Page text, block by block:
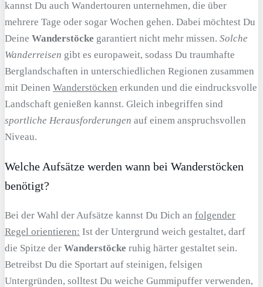
kannst Du auch Wandertouren unternehmen, die über
mehrere Tage oder sogar Wochen gehen. Dabei möchtest Du
Deine Wanderstöcke garantiert nicht mehr missen. Solche
Wanderreisen gibt es europaweit, sodass Du traumhafte
Berglandschaften in unterschiedlichen Regionen zusammen
mit Deinen Wanderstöcken erkunden und die eindrucksvolle
Landschaft genießen kannst. Gleich inbegriffen sind
sportliche Herausforderungen auf einem anspruchsvollen
Niveau.
Welche Aufsätze werden wann bei Wanderstöcken
benötigt?
Bei der Wahl der Aufsätze kannst Du Dich an folgender
Regel orientieren: Ist der Untergrund weich gestaltet, darf
die Spitze der Wanderstöcke ruhig härter gestaltet sein.
Betreibst Du die Sportart auf steinigen, felsigen
Untergründen, solltest Du weiche Gummipuffer verwenden,